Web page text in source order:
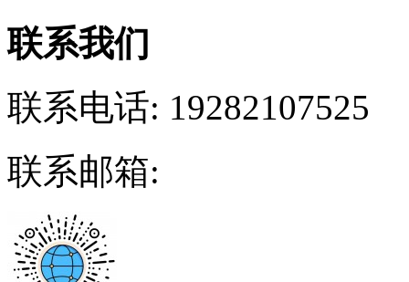
联系我们
联系电话: 19282107525
联系邮箱: